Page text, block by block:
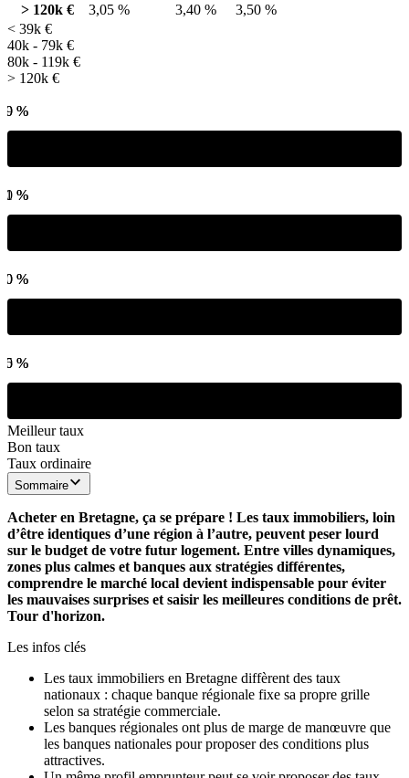
> 120k €
3,05 % 3,40 %
3,50 %
< 39k €
40k - 79k €
80k - 119k €
> 120k €
%
%
%
%
%
%
%
%
Meilleur taux
Bon taux
Taux ordinaire
Sommaire
Acheter en Bretagne, ça se prépare ! Les taux immobiliers, loin
d’être identiques d’une région à l’autre, peuvent peser lourd
sur le budget de votre futur logement. Entre villes dynamiques,
zones plus calmes et banques aux stratégies différentes,
comprendre le marché local devient indispensable pour éviter
les mauvaises surprises et saisir les meilleures conditions de prêt.
Tour d'horizon.
Les infos clés
Les taux immobiliers en Bretagne diffèrent des taux
nationaux : chaque banque régionale fixe sa propre grille
selon sa stratégie commerciale.
Les banques régionales ont plus de marge de manœuvre que
les banques nationales pour proposer des conditions plus
attractives.